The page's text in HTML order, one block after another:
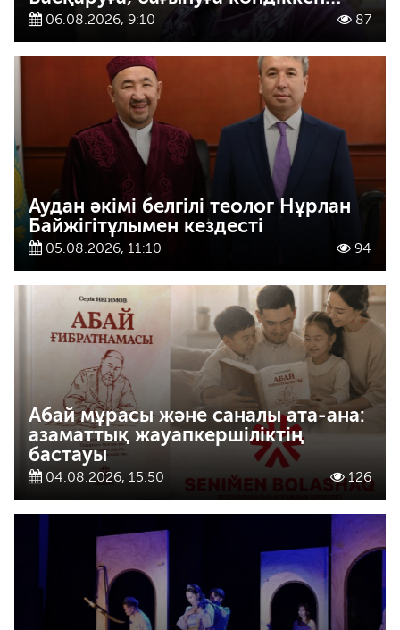
06.08.2026, 9:10 87
Аудан әкімі белгілі теолог Нұрлан
Байжігітұлымен кездесті
05.08.2026, 11:10 94
Абай мұрасы және саналы ата-ана:
азаматтық жауапкершіліктің
бастауы
04.08.2026, 15:50 126